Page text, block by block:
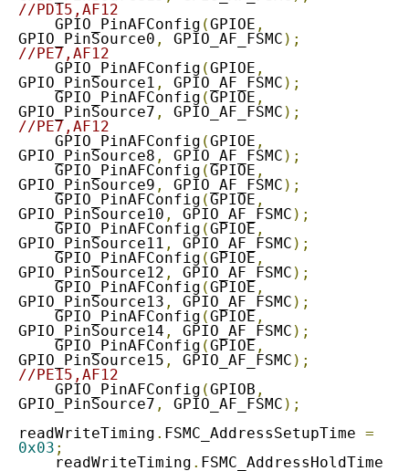
//PD15,AF12
    GPIO_PinAFConfig
(GPIOE ,
GPIO_PinSource0 , GPIO_AF_FSMC );
//PE7,AF12
    GPIO_PinAFConfig
(GPIOE ,
GPIO_PinSource1 , GPIO_AF_FSMC );
    GPIO_PinAFConfig
(GPIOE ,
GPIO_PinSource7 , GPIO_AF_FSMC );
//PE7,AF12
    GPIO_PinAFConfig
(GPIOE ,
GPIO_PinSource8 , GPIO_AF_FSMC );
    GPIO_PinAFConfig
(GPIOE ,
GPIO_PinSource9 , GPIO_AF_FSMC );
    GPIO_PinAFConfig
(GPIOE ,
GPIO_PinSource10 , GPIO_AF_FSMC );
    GPIO_PinAFConfig
(GPIOE ,
GPIO_PinSource11 , GPIO_AF_FSMC );
    GPIO_PinAFConfig
(GPIOE ,
GPIO_PinSource12 , GPIO_AF_FSMC );
    GPIO_PinAFConfig
(GPIOE ,
GPIO_PinSource13 , GPIO_AF_FSMC );
    GPIO_PinAFConfig
(GPIOE ,
GPIO_PinSource14 , GPIO_AF_FSMC );
    GPIO_PinAFConfig
(GPIOE ,
GPIO_PinSource15 , GPIO_AF_FSMC );
//PE15,AF12
    GPIO_PinAFConfig
(GPIOB ,
GPIO_PinSource7 , GPIO_AF_FSMC );
readWriteTiming . FSMC_AddressSetupTime =
0x03 ;
    readWriteTiming
.